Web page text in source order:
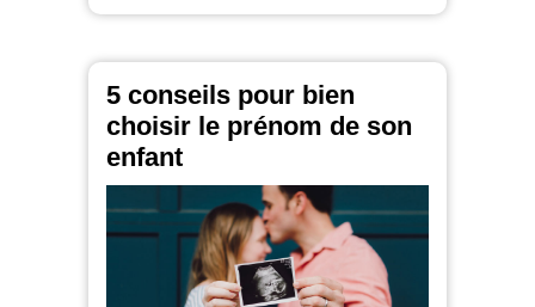
5 conseils pour bien
choisir le prénom de son
enfant